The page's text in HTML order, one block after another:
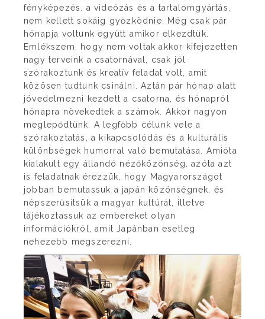
fényképezés, a videózás és a tartalomgyártás,
nem kellett sokáig győzködnie. Még csak pár
hónapja voltunk együtt amikor elkezdtük.
Emlékszem, hogy nem voltak akkor kifejezetten
nagy terveink a csatornával, csak jól
szórakoztunk és kreatív feladat volt, amit
közösen tudtunk csinálni. Aztán pár hónap alatt
jövedelmezni kezdett a csatorna, és hónapról
hónapra növekedtek a számok. Akkor nagyon
meglepődtünk. A legfőbb célunk vele a
szórakoztatás, a kikapcsolódás és a kulturális
különbségek humorral való bemutatása. Amióta
kialakult egy állandó nézőközönség, azóta azt
is feladatnak érezzük, hogy Magyarországot
jobban bemutassuk a japán közönségnek, és
népszerűsítsük a magyar kultúrát, illetve
tájékoztassuk az embereket olyan
információkról, amit Japánban esetleg
nehezebb megszerezni.